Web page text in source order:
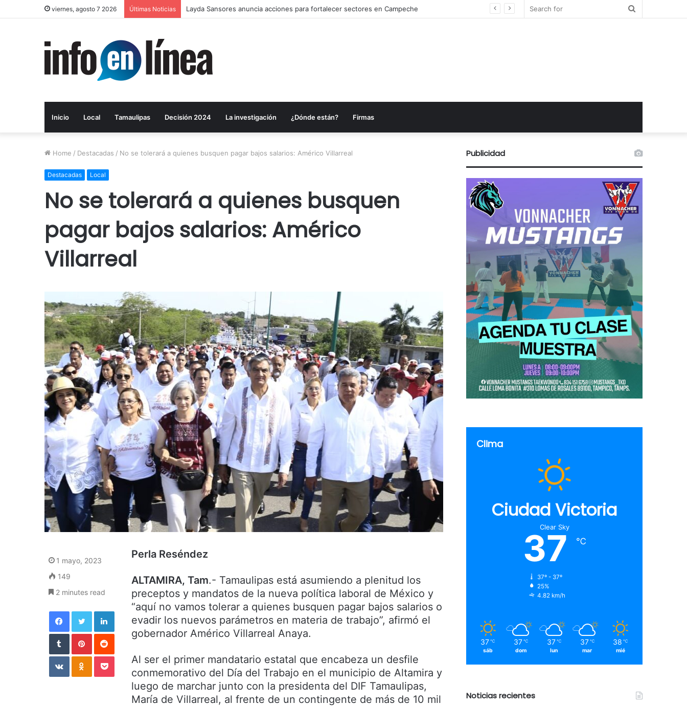
viernes, agosto 7 2026 Últimas Noticias Layda Sansores anuncia acciones para fortalecer sectores en Campeche
Inicio Local Tamaulipas Decisión 2024 La investigación ¿Dónde están? Firmas
Home / Destacadas / No se tolerará a quienes busquen pagar bajos salarios: Américo Villarreal
Destacadas Local
No se tolerará a quienes busquen
pagar bajos salarios: Américo
Villarreal
Perla Reséndez
ALTAMIRA, Tam.- Tamaulipas está asumiendo a plenitud los
preceptos y mandatos de la nueva política laboral de México y
“aquí no vamos tolerar a quienes busquen pagar bajos salarios o
evadir los nuevos parámetros en materia de trabajo”, afirmó el
gobernador Américo Villarreal Anaya.
Al ser el primer mandatario estatal que encabeza un desfile
conmemorativo del Día del Trabajo en el municipio de Altamira y
luego de marchar junto con la presidenta del DIF Tamaulipas,
María de Villarreal, al frente de un contingente de más de 10 mil
1 mayo, 2023
149
2 minutes read
Facebook Twitter LinkedIn
Tumblr Pinterest Reddit
VKontakte Odnoklassniki Pocket
Publicidad
Clima
Ciudad Victoria
Clear Sky
37 ℃
37º - 37º
25%
4.82 km/h
37 ℃
sáb
37 ℃
dom
37 ℃
lun
37 ℃
mar
38 ℃
mié
Noticias recientes